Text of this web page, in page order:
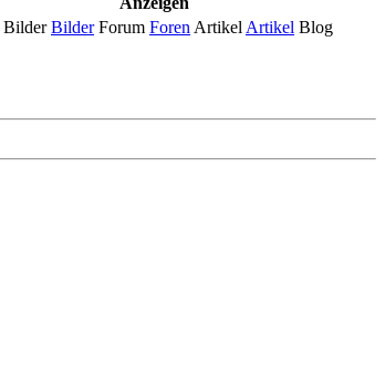
Bilder Bilder Forum ForenArtikelArtikel Blog